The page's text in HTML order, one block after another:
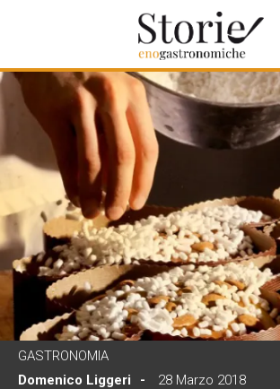
GASTRONOMIA
Domenico Liggeri
28 Marzo 2018